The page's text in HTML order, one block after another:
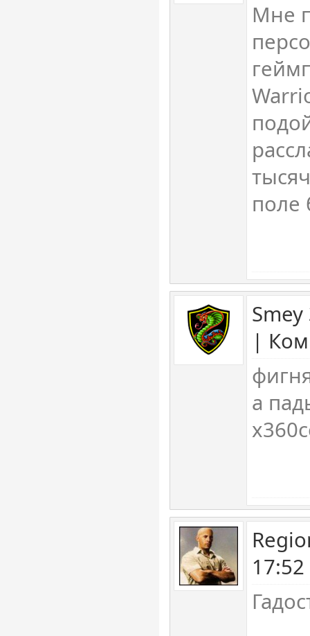
Мне
поле
|
а